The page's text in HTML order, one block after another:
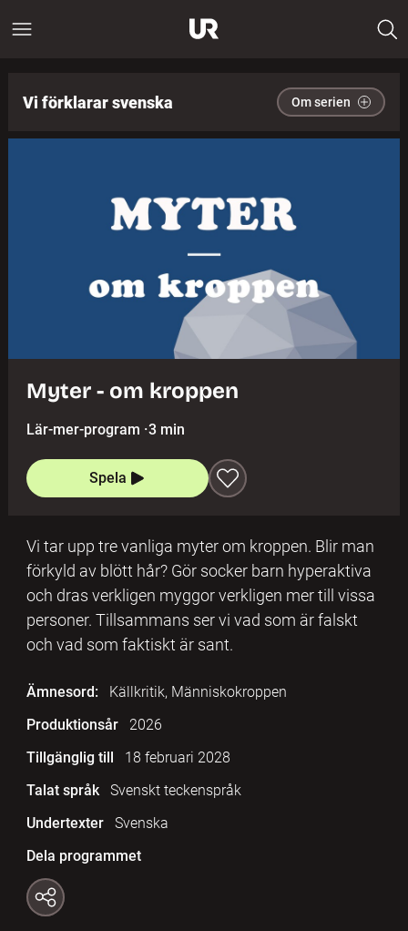
Vi förklarar svenska Om serien
Myter - om kroppen
Lär-mer-program ·3 min
Spela
Vi tar upp tre vanliga myter om kroppen. Blir man
förkyld av blött hår? Gör socker barn hyperaktiva
och dras verkligen myggor verkligen mer till vissa
personer. Tillsammans ser vi vad som är falskt
och vad som faktiskt är sant.
Ämnesord:
Källkritik, Människokroppen
Produktionsår
2026
Tillgänglig till
18 februari 2028
Talat språk
Svenskt teckenspråk
Undertexter
Svenska
Dela programmet